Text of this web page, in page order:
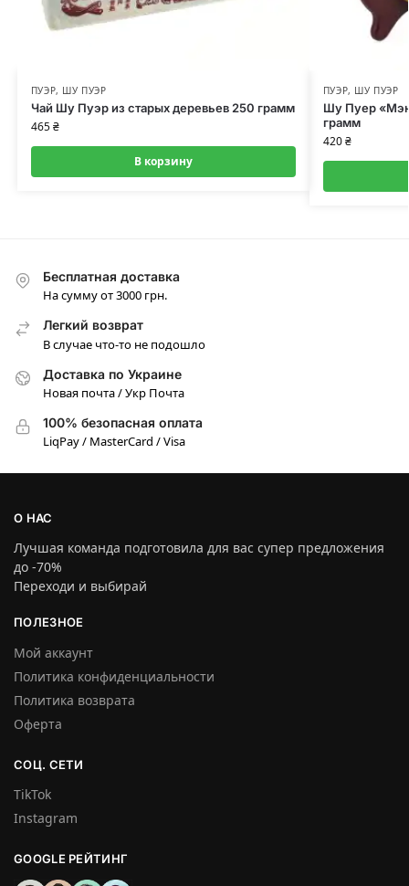
ПУЭР, ШУ ПУЭР
Чай Шу Пуэр из старых деревьев 250 грамм
465₴
В корзину
ПУЭР, ШУ ПУЭР
Шу Пуер
грамм
420₴
Бесплатная доставка
На сумму от 3000 грн.
Легкий возврат
В случае что-то не подошло
Доставка по Украине
Новая почта / Укр Почта
100% безопасная оплата
LiqPay / MasterCard / Visa
О НАС
Лучшая команда подготовила для вас супер предложения
до -70%
Переходи и выбирай
ПОЛЕЗНОЕ
Мой аккаунт
Политика конфиденциальности
Политика возврата
Оферта
СОЦ. СЕТИ
TikTok
Instagram
GOOGLE РЕЙТИНГ